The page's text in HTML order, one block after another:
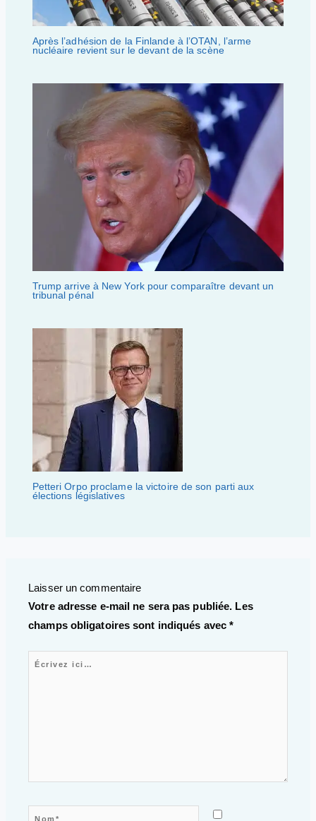
Après l’adhésion de la Finlande à l’OTAN, l’arme
nucléaire revient sur le devant de la scène
Trump arrive à New York pour comparaître devant un
tribunal pénal
Petteri Orpo proclame la victoire de son parti aux
élections législatives
Laisser un commentaire
Votre adresse e-mail ne sera pas publiée. Les
champs obligatoires sont indiqués avec*